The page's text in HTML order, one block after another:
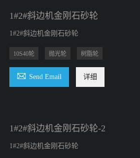
1#2#斜边机金刚石砂轮
1#2#斜边机金刚石砂轮
10S40轮 抛光轮 树脂轮
 Send Email 详细
1#2#斜边机金刚石砂轮-2
1#2#斜边机金刚石砂轮